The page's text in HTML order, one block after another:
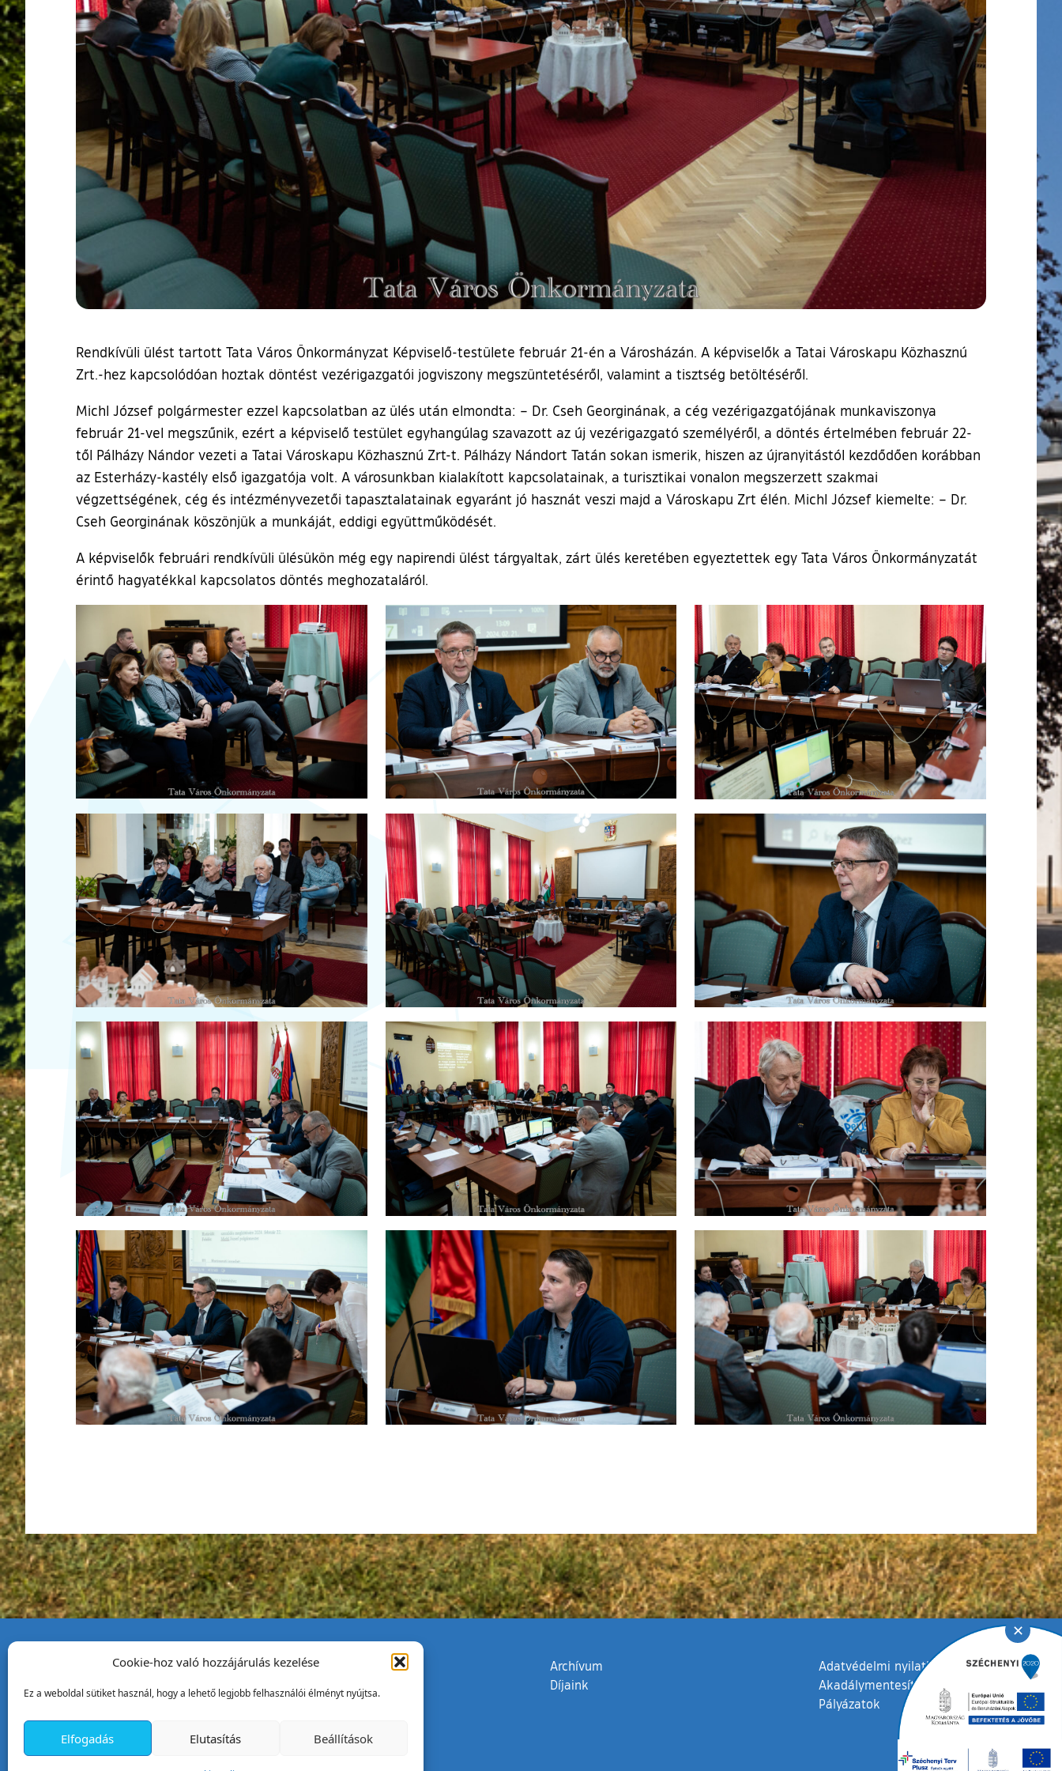
Cookie-hoz való hozzájárulás kezelése
Ez a weboldal sütiket használ, hogy a lehető legjobb felhasználói élményt nyújtsa.
Elfogadás Elutasítás Beállítások
Rendkívüli ülést tartott Tata Város Önkormányzat Képviselő-testülete február 21-én a Városházán. A képviselők a Tatai Városkapu Közhasznú
Zrt.-hez kapcsolódóan hoztak döntést vezérigazgatói jogviszony megszüntetéséről, valamint a tisztség betöltéséről.
Michl József polgármester ezzel kapcsolatban az ülés után elmondta: – Dr. Cseh Georginának, a cég vezérigazgatójának munkaviszonya
február 21-vel megszűnik, ezért a képviselő testület egyhangúlag szavazott az új vezérigazgató személyéről, a döntés értelmében február 22-
től Pálházy Nándor vezeti a Tatai Városkapu Közhasznú Zrt-t. Pálházy Nándort Tatán sokan ismerik, hiszen az újranyitástól kezdődően korábban
az Esterházy-kastély első igazgatója volt. A városunkban kialakított kapcsolatainak, a turisztikai vonalon megszerzett szakmai
végzettségének, cég és intézményvezetői tapasztalatainak egyaránt jó hasznát veszi majd a Városkapu Zrt élén. Michl József kiemelte: – Dr.
Cseh Georginának köszönjük a munkáját, eddigi együttműködését.
A képviselők februári rendkívüli ülésükön még egy napirendi ülést tárgyaltak, zárt ülés keretében egyeztettek egy Tata Város Önkormányzatát
érintő hagyatékkal kapcsolatos döntés meghozataláról.
Ugrás a galéria utánra
Tata Város Önkormányzata
2890 Tata, Kossuth tér 1.
+36 34 / 587 078
Archívum
Díjaink
Adatvédelmi nyilatkozat
Akadálymentesítési nyilatkozat
Pályázatok
✕